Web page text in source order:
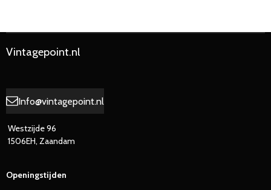
Vintagepoint.nl
Info@vintagepoint.nl
Westzijde 96
1506EH, Zaandam
Openingstijden